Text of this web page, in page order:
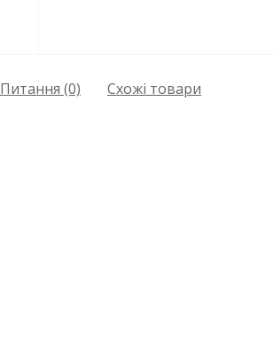
Питання (0) Схожі товари